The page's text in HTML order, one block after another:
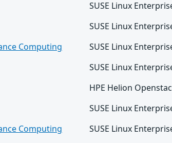
SUSE Linux
SUSE Linux
Computing
SUSE Linux
SUSE Linux
HPE Helion
SUSE Linux
Computing
SUSE Linux